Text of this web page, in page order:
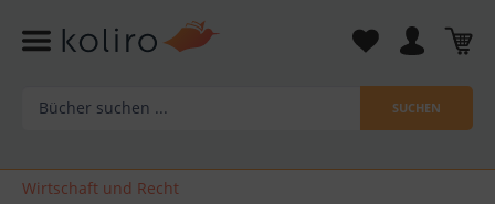
SUCHEN
Wirtschaft und Recht